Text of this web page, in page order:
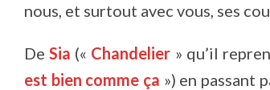
nous, et surtout avec vous, ses
DeSia (« Chandelier » qu’il
est bien comme ça ») en passant